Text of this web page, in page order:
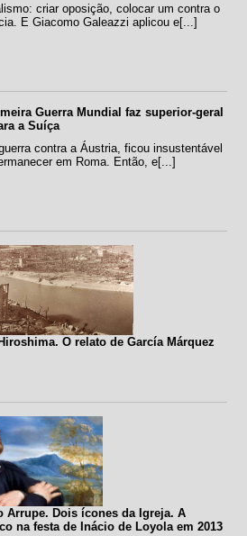
criar oposição, colocar um contra o
E Giacomo Galeazzi aplicou e[...]
Guerra Mundial faz superior-geral
a Suíça
contra a Áustria, ficou insustentável
em Roma. Então, e[...]
O relato de García Márquez
Arrupe. Dois ícones da Igreja. A
na festa de Inácio de Loyola em 2013